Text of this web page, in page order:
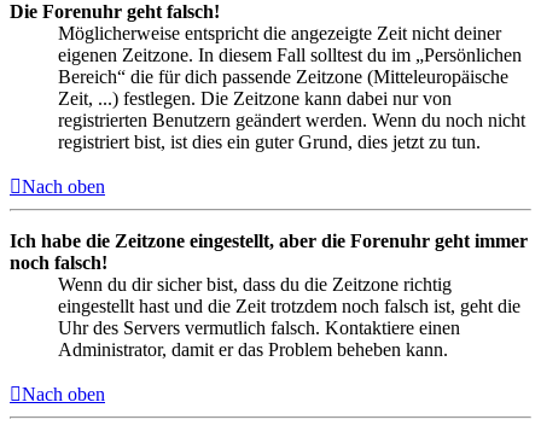
Die Forenuhr geht falsch!
Möglicherweise entspricht die angezeigte Zeit nicht deiner
eigenen Zeitzone. In diesem Fall solltest du im „Persönlichen
Bereich“ die für dich passende Zeitzone (Mitteleuropäische
Zeit, ...) festlegen. Die Zeitzone kann dabei nur von
registrierten Benutzern geändert werden. Wenn du noch nicht
registriert bist, ist dies ein guter Grund, dies jetzt zu tun.
Nach oben
Ich habe die Zeitzone eingestellt, aber die Forenuhr geht immer
noch falsch!
Wenn du dir sicher bist, dass du die Zeitzone richtig
eingestellt hast und die Zeit trotzdem noch falsch ist, geht die
Uhr des Servers vermutlich falsch. Kontaktiere einen
Administrator, damit er das Problem beheben kann.
Nach oben